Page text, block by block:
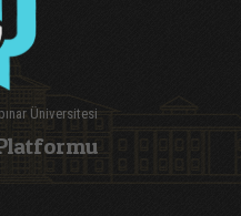
Üniversitesi